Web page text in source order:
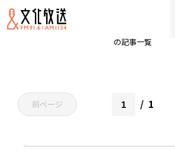
の記事一覧
前ページ 1